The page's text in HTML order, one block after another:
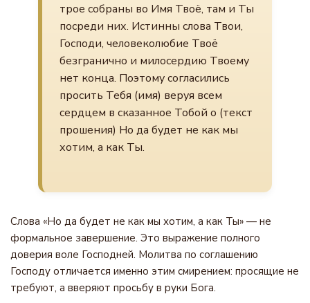
трое собраны во Имя Твоё, там и Ты
посреди них. Истинны слова Твои,
Господи, человеколюбие Твоё
безгранично и милосердию Твоему
нет конца. Поэтому согласились
просить Тебя (имя) веруя всем
сердцем в сказанное Тобой о (текст
прошения) Но да будет не как мы
хотим, а как Ты.
Слова «Но да будет не как мы хотим, а как Ты» — не
формальное завершение. Это выражение полного
доверия воле Господней. Молитва по соглашению
Господу отличается именно этим смирением: просящие не
требуют, а вверяют просьбу в руки Бога.